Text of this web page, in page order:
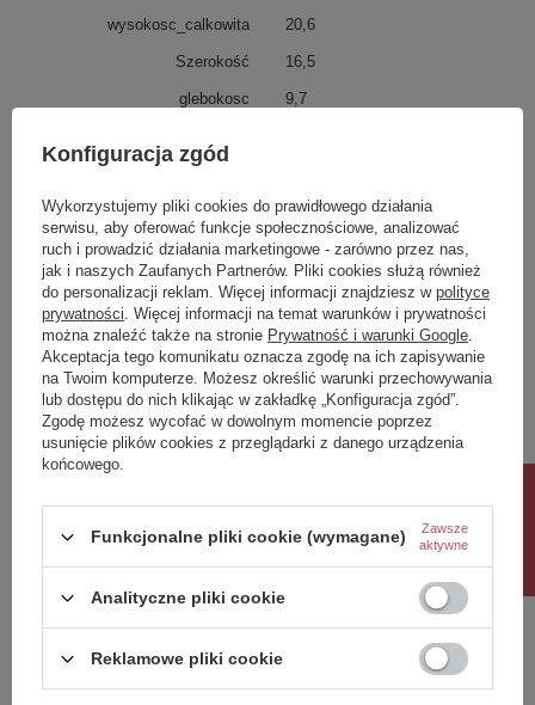
wysokosc_calkowita 20,6
Szerokość 16,5
glebokosc 9,7
Materiał, wykonanie: lampy ogrodowe
Ilosc w paczce 1
waga 10,000
Potrzebujesz pomocy? Masz pytania?
Zadaj pytanie a my odpowiemy niezwłocznie,
najciekawsze pytania i odpowiedzi publikując
dla innych.
Zadaj pytanie
Napisz swoją opinię
Twoja ocena:
Treść twojej opinii
Konfiguracja zgód
Wykorzystujemy pliki cookies do prawidłowego działania
serwisu, aby oferować funkcje społecznościowe, analizować
ruch i prowadzić działania marketingowe - zarówno przez nas,
jak i naszych Zaufanych Partnerów. Pliki cookies służą również
do personalizacji reklam. Więcej informacji znajdziesz w polityce
prywatności . Więcej informacji na temat warunków i prywatności
można znaleźć także na stronie Prywatność i warunki Google
Akceptacja tego komunikatu oznacza zgodę na ich zapisywanie
na Twoim komputerze. Możesz określić warunki przechowywania
lub dostępu do nich klikając w zakładkę „Konfiguracja zgód”.
Zgodę możesz wycofać w dowolnym momencie poprzez
usunięcie plików cookies z przeglądarki z danego urządzenia
końcowego.
Funkcjonalne pliki cookie (wymagane)
Zawsze
aktywne
Analityczne pliki cookie
Reklamowe pliki cookie